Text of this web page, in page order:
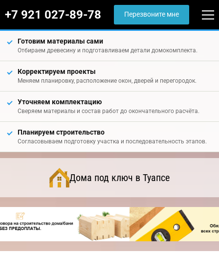
+7 921 027-89-78 Перезвоните мне
Готовим материалы сами
Отбираем древесину и подготавливаем детали домокомплекта.
Корректируем проекты
Меняем планировку, расположение окон, дверей и перегородок.
Уточняем комплектацию
Сверяем материалы и состав работ до окончательного расчёта.
Планируем строительство
Согласовываем подготовку участка и последовательность этапов.
Дома под ключ в Туапсе